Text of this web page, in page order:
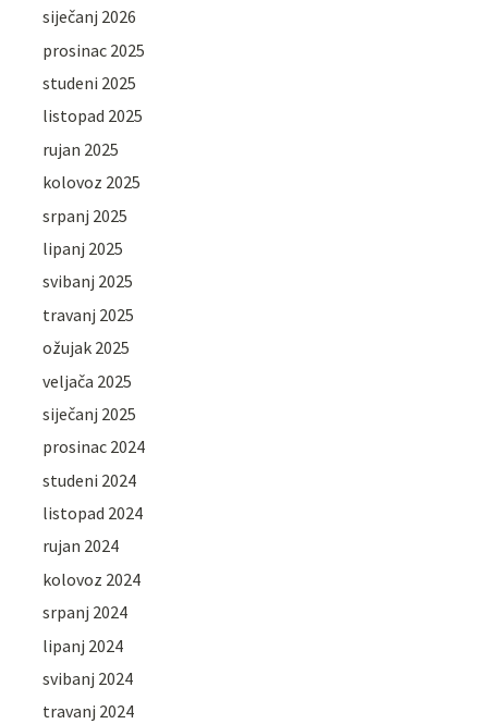
siječanj 2026
prosinac 2025
studeni 2025
listopad 2025
rujan 2025
kolovoz 2025
srpanj 2025
lipanj 2025
svibanj 2025
travanj 2025
ožujak 2025
veljača 2025
siječanj 2025
prosinac 2024
studeni 2024
listopad 2024
rujan 2024
kolovoz 2024
srpanj 2024
lipanj 2024
svibanj 2024
travanj 2024